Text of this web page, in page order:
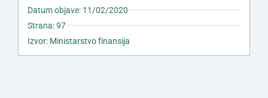
Datum objave: 11/02/2020
Strana: 97
Izvor: Ministarstvo finansija